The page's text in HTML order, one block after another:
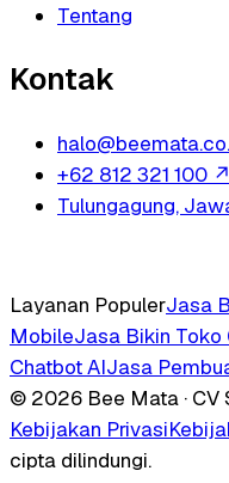
Tentang
Kontak
+62 812 321 100 ↗
Tulungagung,
Layanan PopulerJasa
MobileJasa Bikin Toko
Chatbot AIJasa
© 2026 Bee Mata · CV
Kebijakan Privasi
cipta dilindungi.